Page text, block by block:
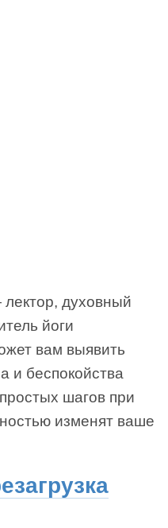
духовный
йоги
вам выявить
и беспокойства
шагов при
изменят ваше